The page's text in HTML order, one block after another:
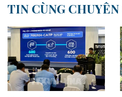
TIN CÙNG